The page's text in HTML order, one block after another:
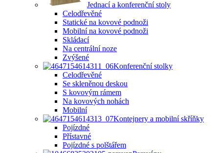
Jednací a konferenční stoly
Celodřevěné
Statické na kovové podnoži
Mobilní na kovové podnoži
Skládací
Na centrální noze
Zvýšené
Konferenční stolky
Celodřevěné
Se skleněnou deskou
S kovovým rámem
Na kovových nohách
Mobilní
Kontejnery a mobilní skříňky
Pojízdné
Přístavné
Pojízdné s polštářem